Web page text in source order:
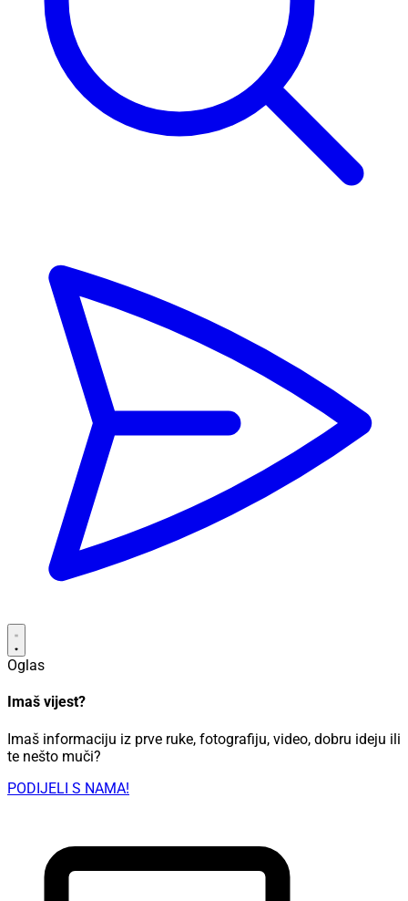
Oglas
Imaš vijest?
Imaš informaciju iz prve ruke, fotografiju, video, dobru ideju ili
te nešto muči?
PODIJELI S NAMA!